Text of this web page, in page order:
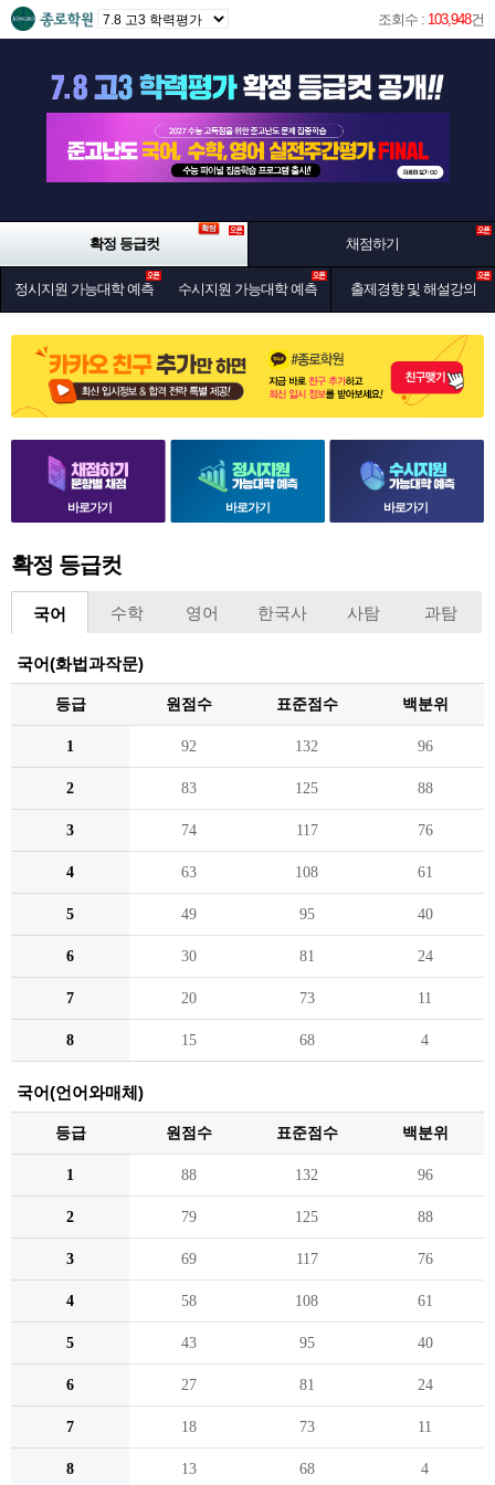
조회수 : 103,948건
확정 등급컷 채점하기
정시지원 가능대학 예측 수시지원 가능대학 예측 출제경향 및 해설강의
바로가기 바로가기 바로가기
확정 등급컷
국어 수학 영어 한국사 사탐 과탐
국어(화법과작문)
등급 원점수 표준점수 백분위
1 92 132 96
2 83 125 88
3 74 117 76
4 63 108 61
5 49 95 40
6 30 81 24
7 20 73 11
8 15 68 4
국어(언어와매체)
등급 원점수 표준점수 백분위
1 88 132 96
2 79 125 88
3 69 117 76
4 58 108 61
5 43 95 40
6 27 81 24
7 18 73 11
8 13 68 4